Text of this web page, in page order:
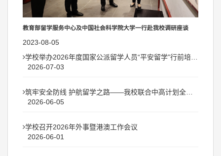
教育部留学服务中心及中国社会科学院大学一行赴我校调研座谈
2023-08-05
学校举办2026年度国家公派留学人员“平安留学”行前培训会
2026-07-03
筑牢安全防线 护航留学之路——我校联合中高计划全国服务中心举办“...
2026-06-05
学校召开2026年外事暨港澳工作会议
2026-06-01